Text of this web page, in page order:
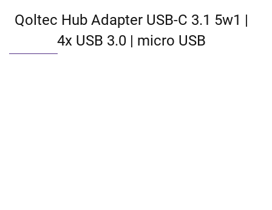
Zgody cookies
Qoltec Hub Adapter USB-C 3.1 5w1 |
4x USB 3.0 | micro USB